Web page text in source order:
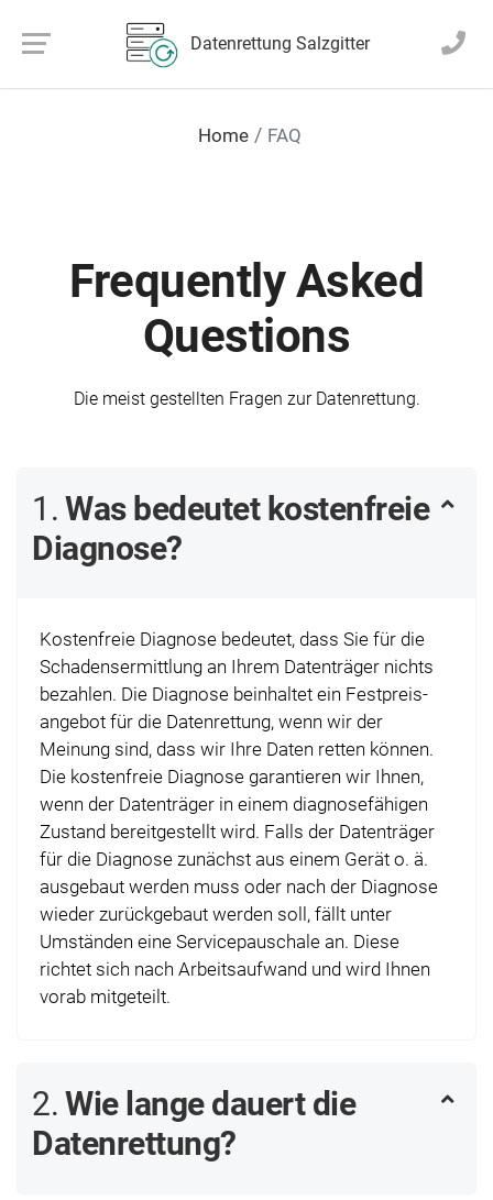
Datenrettung Salzgitter
Home FAQ
Frequently Asked
Questions
Die meist gestellten Fragen zur Datenrettung.
1. Was bedeutet kosten­freie
Diagnose?
Kosten­freie Diagnose bedeutet, dass Sie für die
Schadens­ermittlung an Ihrem Daten­träger nichts
bezahlen. Die Diagnose beinhaltet ein Fest­preis­
angebot für die Daten­rettung, wenn wir der
Meinung sind, dass wir Ihre Daten retten können.
Die kosten­freie Diagnose garantieren wir Ihnen,
wenn der Daten­träger in einem diagnose­fähigen
Zustand bereit­gestellt wird. Falls der Daten­träger
für die Diagnose zunächst aus einem Gerät o. ä.
aus­gebaut werden muss oder nach der Diagnose
wieder zurück­gebaut werden soll, fällt unter
Umständen eine Service­pauschale an. Diese
richtet sich nach Arbeits­aufwand und wird Ihnen
vorab mitgeteilt.
2. Wie lange dauert die
Daten­rettung?